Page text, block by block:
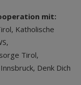
mit:
Katholische
Tirol,
Denk Dich